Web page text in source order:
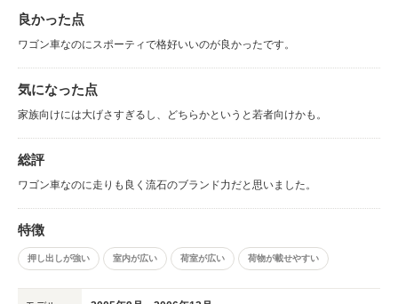
良かった点
ワゴン車なのにスポーティで格好いいのが良かったです。
気になった点
家族向けには大げさすぎるし、どちらかというと若者向けかも。
総評
ワゴン車なのに走りも良く流石のブランド力だと思いました。
特徴
押し出しが強い 室内が広い 荷室が広い 荷物が載せやすい